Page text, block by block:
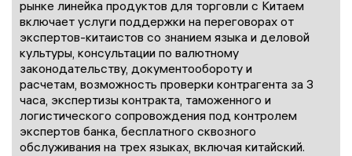
рынке линейка продуктов для торговли с Китаем
включает услуги поддержки на переговорах от
экспертов-китаистов со знанием языка и деловой
культуры, консультации по валютному
законодательству, документообороту и
расчетам, возможность проверки контрагента за 3
часа, экспертизы контракта, таможенного и
логистического сопровождения под контролем
экспертов банка, бесплатного сквозного
обслуживания на трех языках, включая китайский.